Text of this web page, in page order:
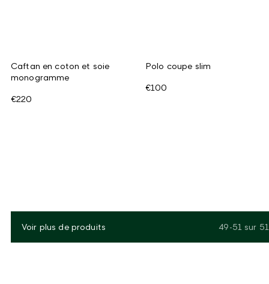
Caftan en coton et soie
monogramme
€220
Polo coupe slim
€100
Voir plus de produits 49-51 sur 51